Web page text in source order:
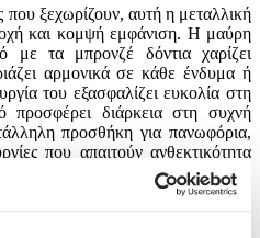
που ξεχωρίζουν, αυτή η μεταλλική
και κομψή εμφάνιση. Η μαύρη
τα μπρονζέ δόντια χαρίζει
αρμονικά σε κάθε ένδυμα ή
του εξασφαλίζει ευκολία στη
διάρκεια στη συχνή
προσθήκη για πανωφόρια,
που απαιτούν ανθεκτικότητα